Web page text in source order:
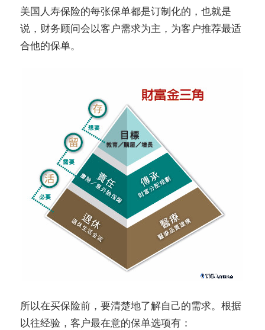
美国人寿保险的每张保单都是订制化的，也就是
说，财务顾问会以客户需求为主，为客户推荐最适
合他的保单。
所以在买保险前，要清楚地了解自己的需求。根据
以往经验，客户最在意的保单选项有：